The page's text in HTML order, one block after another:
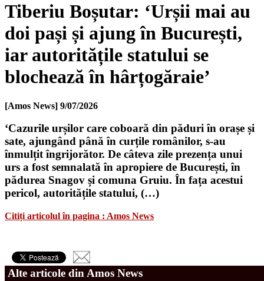
Tiberiu Boșutar: ‘Urșii mai au
doi pași și ajung în București,
iar autoritățile statului se
blochează în hârțogăraie’
[Amos News] 9/07/2026
‘Cazurile urșilor care coboară din păduri în orașe și
sate, ajungând până în curțile românilor, s-au
înmulțit îngrijorător. De câteva zile prezența unui
urs a fost semnalată în apropiere de București, în
pădurea Snagov și comuna Gruiu. În fața acestui
pericol, autoritățile statului, (…)
Citiți articolul în pagina : Amos News
Alte articole din Amos News